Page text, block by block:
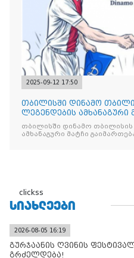
2025-09-12 17:50
თბილისში დინამო
ლეგენდების ამხანაგური
თბილისში დინამო თბილისის
ამხანაგური მატჩი
clickss
ᲡᲘᲐᲮᲚᲔᲔᲑᲘ
2026-08-05 16:19
გურჯაანის ღვინის
გრძელდება!